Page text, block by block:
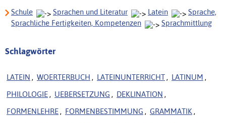
Schule Sprachen und Literatur Latein
Sprache,
Sprachliche Fertigkeiten, Kompetenzen
Sprachmittlung
Schlagwörter
LATEIN , WOERTERBUCH , LATEINUNTERRICHT , LATINUM ,
PHILOLOGIE , UEBERSETZUNG , DEKLINATION ,
FORMENLEHRE , FORMENBESTIMMUNG , GRAMMATIK ,